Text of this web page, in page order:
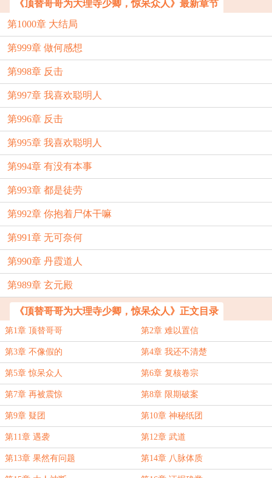
《顶替哥哥为大理寺少卿，惊呆众人》最新章节
第1000章 大结局
第999章 做何感想
第998章 反击
第997章 我喜欢聪明人
第996章 反击
第995章 我喜欢聪明人
第994章 有没有本事
第993章 都是徒劳
第992章 你抱着尸体干嘛
第991章 无可奈何
第990章 丹霞道人
第989章 玄元殿
《顶替哥哥为大理寺少卿，惊呆众人》正文目录
第1章 顶替哥哥 第2章 难以置信
第3章 不像假的 第4章 我还不清楚
第5章 惊呆众人 第6章 复核卷宗
第7章 再被震惊 第8章 限期破案
第9章 疑团 第10章 神秘纸团
第11章 遇袭 第12章 武道
第13章 果然有问题 第14章 八脉体质